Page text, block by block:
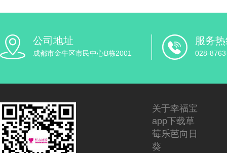
公司地址
成都市金牛区市民中心B栋2001
服务
028-
关于幸福宝
app下载草
莓乐芭向日
葵